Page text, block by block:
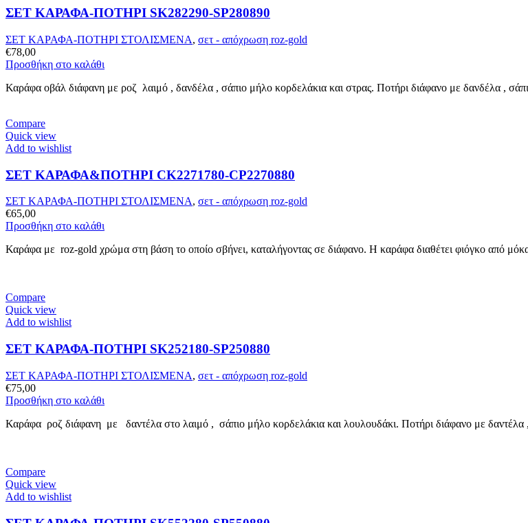
ΣΕΤ ΚΑΡΑΦΑ-ΠΟΤΗΡΙ SK282290-SP280890
ΣΕΤ ΚΑΡΑΦΑ-ΠΟΤΗΡΙ ΣΤΟΛΙΣΜΕΝΑ, σετ - απόχρωση roz-gold
€78,00
Προσθήκη στο καλάθι
Καράφα οβάλ διάφανη με ροζ λαιμό , δανδέλα , σάπιο μήλο κορδελάκια και στρας. Ποτήρι διάφανο με δανδέλα ,
Compare
Quick view
Add to wishlist
ΣΕΤ ΚΑΡΑΦΑ&ΠΟΤΗΡΙ CK2271780-CP2270880
ΣΕΤ ΚΑΡΑΦΑ-ΠΟΤΗΡΙ ΣΤΟΛΙΣΜΕΝΑ, σετ - απόχρωση roz-gold
€65,00
Προσθήκη στο καλάθι
Καράφα με roz-gold χρώμα στη βάση το οποίο σβήνει, καταλήγοντας σε διάφανο. Η καράφα διαθέτει φιόγκο από
Compare
Quick view
Add to wishlist
ΣΕΤ ΚΑΡΑΦΑ-ΠΟΤΗΡΙ SK252180-SP250880
ΣΕΤ ΚΑΡΑΦΑ-ΠΟΤΗΡΙ ΣΤΟΛΙΣΜΕΝΑ, σετ - απόχρωση roz-gold
€75,00
Προσθήκη στο καλάθι
Καράφα ροζ διάφανη με δαντέλα στο λαιμό , σάπιο μήλο κορδελάκια και λουλουδάκι. Ποτήρι διάφανο με δαντέλα
Compare
Quick view
Add to wishlist